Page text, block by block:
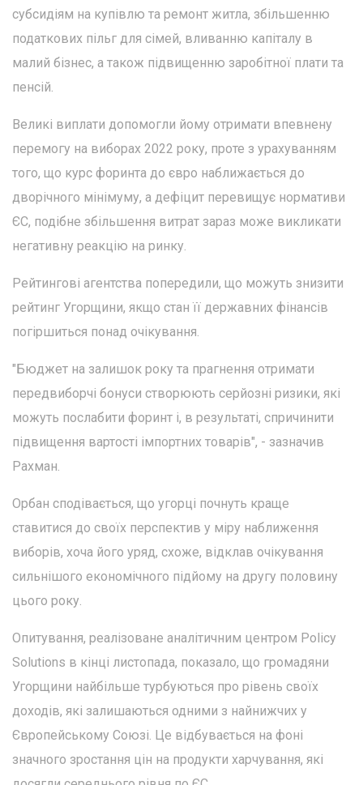
субсидіям на купівлю та ремонт житла, збільшенню
податкових пільг для сімей, вливанню капіталу в
малий бізнес, а також підвищенню заробітної плати та
пенсій.
Великі виплати допомогли йому отримати впевнену
перемогу на виборах 2022 року, проте з урахуванням
того, що курс форинта до євро наближається до
дворічного мінімуму, а дефіцит перевищує нормативи
ЄС, подібне збільшення витрат зараз може викликати
негативну реакцію на ринку.
Рейтингові агентства попередили, що можуть знизити
рейтинг Угорщини, якщо стан її державних фінансів
погіршиться понад очікування.
"Бюджет на залишок року та прагнення отримати
передвиборчі бонуси створюють серйозні ризики, які
можуть послабити форинт і, в результаті, спричинити
підвищення вартості імпортних товарів", - зазначив
Рахман.
Орбан сподівається, що угорці почнуть краще
ставитися до своїх перспектив у міру наближення
виборів, хоча його уряд, схоже, відклав очікування
сильнішого економічного підйому на другу половину
цього року.
Опитування, реалізоване аналітичним центром Policy
Solutions в кінці листопада, показало, що громадяни
Угорщини найбільше турбуються про рівень своїх
доходів, які залишаються одними з найнижчих у
Європейському Союзі. Це відбувається на фоні
значного зростання цін на продукти харчування, які